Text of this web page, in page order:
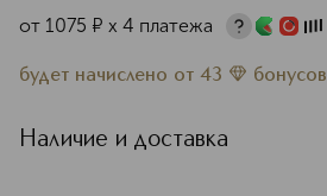
от 1075 ¤ х 4 платежа
будет начислено от 43 бонусов
Наличие и доставка